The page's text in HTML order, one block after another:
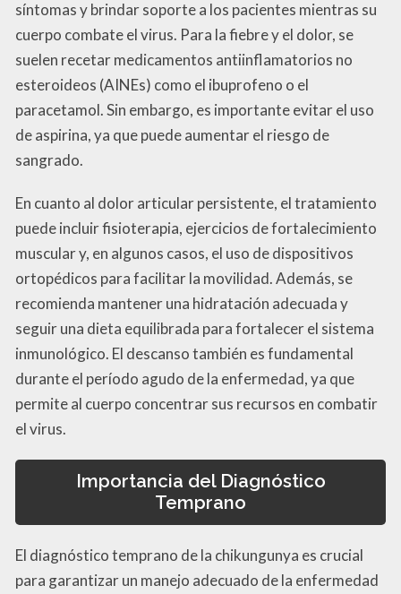
síntomas y brindar soporte a los pacientes mientras su
cuerpo combate el virus. Para la fiebre y el dolor, se
suelen recetar medicamentos antiinflamatorios no
esteroideos (AINEs) como el ibuprofeno o el
paracetamol. Sin embargo, es importante evitar el uso
de aspirina, ya que puede aumentar el riesgo de
sangrado.
En cuanto al dolor articular persistente, el tratamiento
puede incluir fisioterapia, ejercicios de fortalecimiento
muscular y, en algunos casos, el uso de dispositivos
ortopédicos para facilitar la movilidad. Además, se
recomienda mantener una hidratación adecuada y
seguir una dieta equilibrada para fortalecer el sistema
inmunológico. El descanso también es fundamental
durante el período agudo de la enfermedad, ya que
permite al cuerpo concentrar sus recursos en combatir
el virus.
Importancia del Diagnóstico
Temprano
El diagnóstico temprano de la chikungunya es crucial
para garantizar un manejo adecuado de la enfermedad